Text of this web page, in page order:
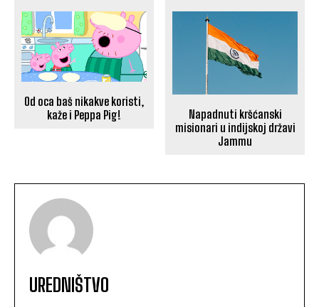
Od oca baš nikakve koristi,
kaže i Peppa Pig!
Napadnuti kršćanski
misionari u indijskoj državi
Jammu
UREDNIŠTVO